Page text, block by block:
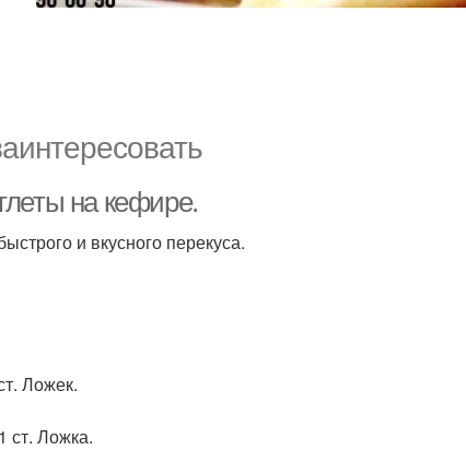
на кефире.
и вкусного перекуса.
Ложек.
ст. Ложка.